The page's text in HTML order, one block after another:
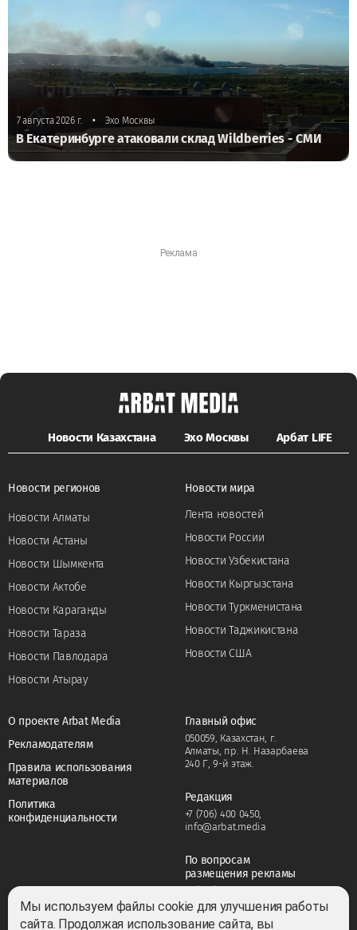
7 августа 2026 г. • Эхо Москвы
В Екатеринбурге атаковали склад Wildberries - СМИ
Новости Казахстана Эхо Москвы Арбат LIFE
Новости регионов
Новости Алматы
Новости Астаны
Новости Шымкента
Новости Актобе
Новости Караганды
Новости Тараза
Новости Павлодара
Новости Атырау
Новости мира
Лента новостей
Новости России
Новости Узбекистана
Новости Кыргызстана
Новости Туркменистана
Новости Таджикистана
Новости США
О проекте Arbat Media
Рекламодателям
Правила использования
материалов
Политика
конфиденциальности
Главный офис
050059, Казахстан, г.
Алматы, пр. Н. Назарбаева
240 Г, 9-й этаж.
Редакция
+7 (706) 400 0450,
info@arbat.media
По вопросам
размещения рекламы
adv@arbat.media
Мы используем файлы cookie для улучшения работы
сайта. Продолжая использование сайта, вы